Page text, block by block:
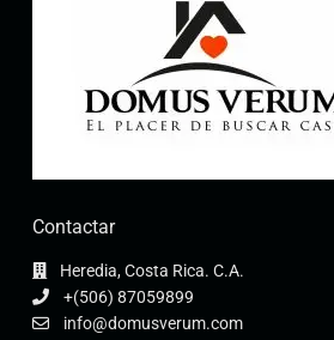
Contactar
Heredia, Costa Rica. C.A.
+(506) 87059899
info@domusverum.com